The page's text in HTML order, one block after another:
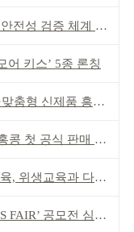
성 검증 체계 구축
어 키스’ 5종 론칭
신제품 흥행 ‘쌍끌이’
첫 공식 판매 완판
생교육과 다르다”
공모전 심사 성료